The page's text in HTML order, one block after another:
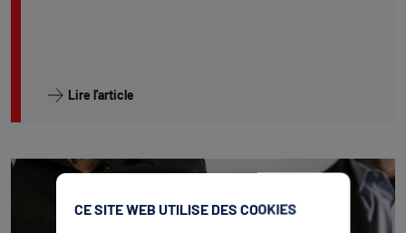
Lire l'article
CE SITE WEB UTILISE DES COOKIES